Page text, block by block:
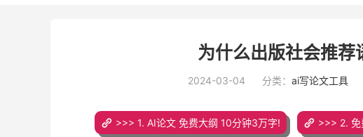
为什么出版社会推荐
2024-03-04 分类： ai写论文工具
>>> 1. AI论文 免费大纲 10分钟3万字! >>> 2. 免